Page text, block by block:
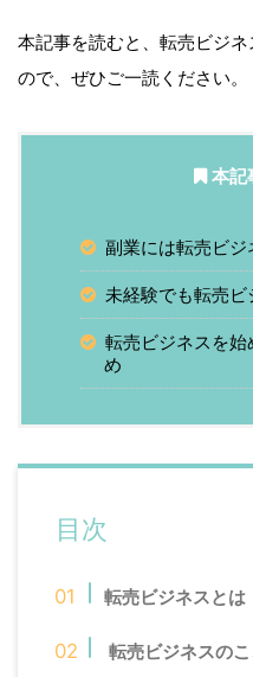
本記事を読むと、転売ビジ
ので、ぜひご一読ください。
本記
副業には転売ビジ
未経験でも転売ビ
転売ビジネスを
め
目次
転売ビジネスとは
転売ビジネスの